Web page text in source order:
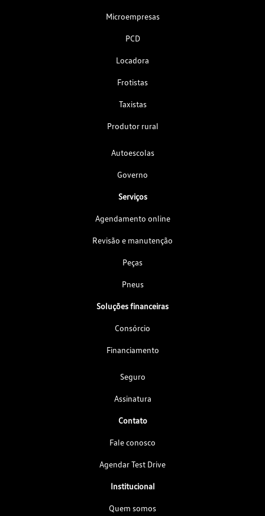
Microempresas
PCD
Locadora
Frotistas
Taxistas
Produtor rural
Autoescolas
Governo
Serviços
Agendamento online
Revisão e manutenção
Peças
Pneus
Soluções financeiras
Consórcio
Financiamento
Seguro
Assinatura
Contato
Fale conosco
Agendar Test Drive
Institucional
Quem somos